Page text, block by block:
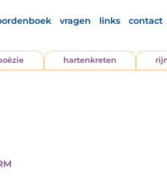
vragen links contact
hartenkreten